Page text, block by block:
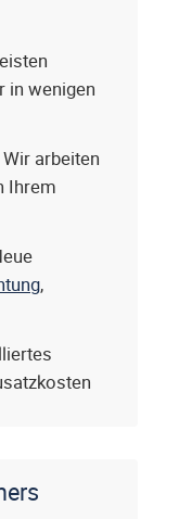
in wenigen
Wir arbeiten
Ihrem
,